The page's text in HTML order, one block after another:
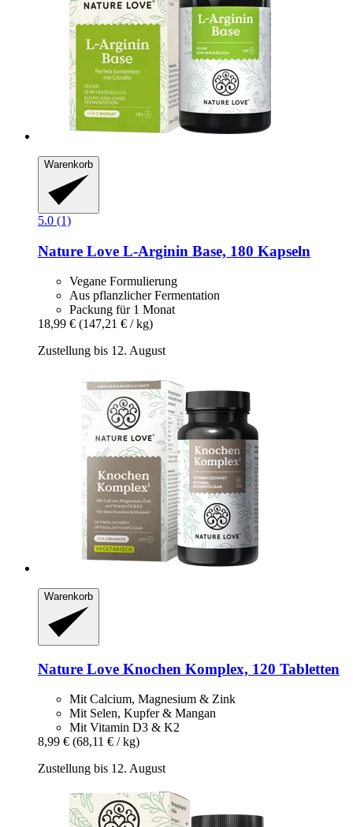
Warenkorb
5.0 (1)
Nature Love L-​Arginin Base, 180 Kapseln
Vegane Formulierung
Aus pflanzlicher Fermentation
Packung für 1 Monat
18,99 € (147,21 € / kg)
Zustellung bis 12. August
Warenkorb
Nature Love Knochen Komplex, 120 Tabletten
Mit Calcium, Magnesium & Zink
Mit Selen, Kupfer & Mangan
Mit Vitamin D3 & K2
8,99 € (68,11 € / kg)
Zustellung bis 12. August